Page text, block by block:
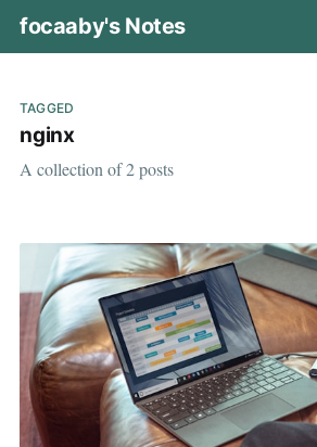
focaaby's Notes
TAGGED
nginx
A collection of 2 posts